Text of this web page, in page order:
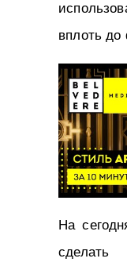
вплоть
На
сделать